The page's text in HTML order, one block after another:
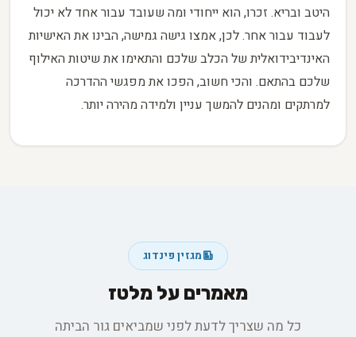
היטב ובריא. זכרו, הוא ייחודי ומה שעובד עבור אחד לא יכול
לעבוד עבור אחר. לכן, אמצו גישה גמישה, הבינו את האישיות
האינדיבידואלית של הכלב שלכם והתאימו את שיטות האילוף
שלכם בהתאם. והכי חשוב, הפכו את מפגשי ההדרכה
למרתקים ומהנים להמשך עניין ולמידה מהירה יותר.
מגזין פינדוג
מאמרים על מלטז
כל מה שצריך לדעת לפני שמביאים גור הביתה